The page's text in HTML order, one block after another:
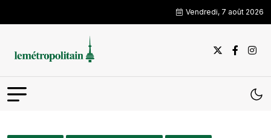
Vendredi, 7 août 2026